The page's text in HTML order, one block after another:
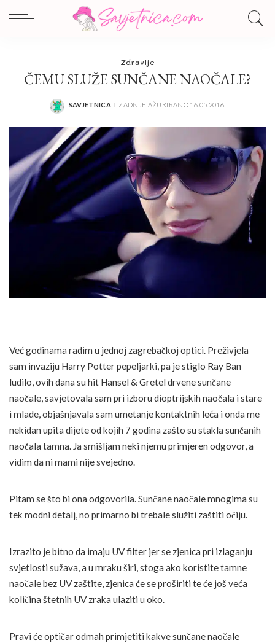
Zdravlje
ČEMU SLUŽE SUNČANE NAOČALE?
POSTED
SAVJETNICA ZADNJE AŽURIRANO 16.05.2016.
Već godinama radim u jednoj zagrebačkoj optici. Preživjela
sam invaziju Harry Potter pepeljarki, pa je stiglo Ray Ban
ludilo, ovih dana su hit Hansel & Gretel drvene sunčane
naočale, savjetovala sam pri izboru dioptrijskih naočala i stare
i mlade, objašnjavala sam umetanje kontaktnih leća i onda me
nekidan upita dijete od kojih 7 godina zašto su stakla sunčanih
naočala tamna. Ja smišljam neki njemu primjeren odgovor, a
vidim da ni mami nije svejedno.
Pitam se što bi ona odgovorila. Sunčane naočale mnogima su
tek modni detalj, no primarno bi trebale služiti zaštiti očiju.
Izrazito je bitno da imaju UV filter jer se zjenica pri izlaganju
svjetlosti sužava, a u mraku širi, stoga ako koristite tamne
naočale bez UV zaštite, zjenica će se proširiti te će još veća
količina štetnih UV zraka ulaziti u oko.
Pravi će optičar odmah primjetiti kakve sunčane naočale